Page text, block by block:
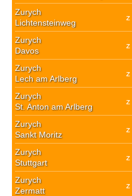
Zurych
Lichtensteinweg
z
Zurych
Davos
z
Zurych
Lech am Arlberg
z
Zurych
St. Anton am Arlberg
z
Zurych
Sankt Moritz
z
Zurych
Stuttgart
z
Zurych
Zermatt
z